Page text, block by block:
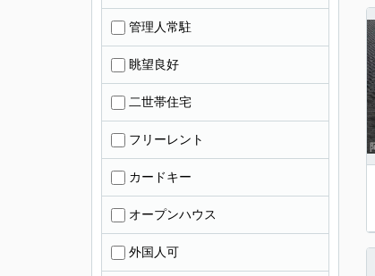
管理人常駐
眺望良好
二世帯住宅
フリーレント
カードキー
オープンハウス
外国人可